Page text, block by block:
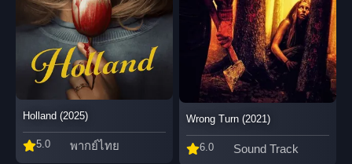
Holland (2025)
5.0 พากย์ไทย
Wrong Turn (2021)
6.0 Sound Track